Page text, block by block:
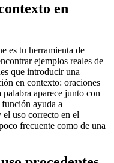
en
es tu herramienta de
ejemplos reales de
que introducir una
en contexto: oraciones
aparece junto con
ayuda a
uso correcto en el
frecuente como de una